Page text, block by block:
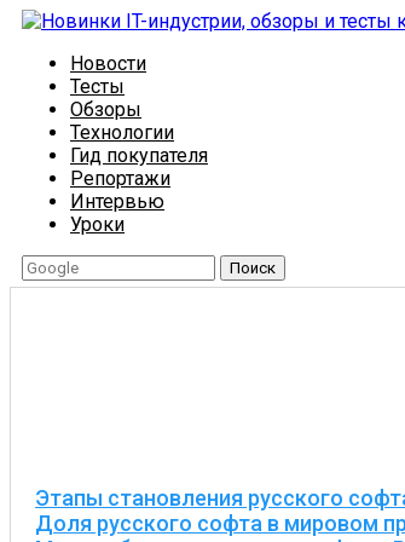
Новости
Тесты
Обзоры
Технологии
Гид покупателя
Репортажи
Интервью
Уроки
Поиск
Этапы становления русского
Доля русского софта в мировом